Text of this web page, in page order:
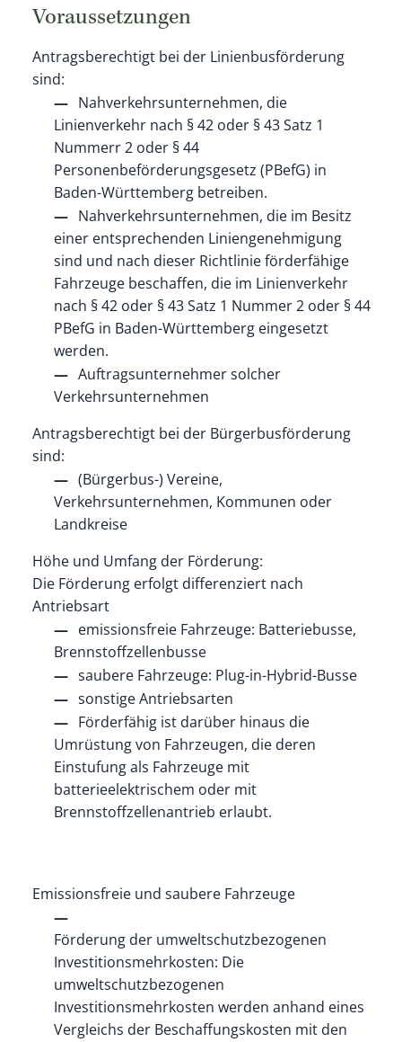
Voraussetzungen
Antragsberechtigt bei der Linienbusförderung
sind:
Nahverkehrsunternehmen, die
Linienverkehr nach § 42 oder § 43 Satz 1
Nummerr 2 oder § 44
Personenbeförderungsgesetz (PBefG) in
Baden-Württemberg betreiben.
Nahverkehrsunternehmen, die im Besitz
einer entsprechenden Liniengenehmigung
sind und nach dieser Richtlinie förderfähige
Fahrzeuge beschaffen, die im Linienverkehr
nach § 42 oder § 43 Satz 1 Nummer 2 oder § 44
PBefG in Baden-Württemberg eingesetzt
werden.
Auftragsunternehmer solcher
Verkehrsunternehmen
Antragsberechtigt bei der Bürgerbusförderung
sind:
(Bürgerbus-) Vereine,
Verkehrsunternehmen, Kommunen oder
Landkreise
Höhe und Umfang der Förderung:
Die Förderung erfolgt differenziert nach
Antriebsart
emissionsfreie Fahrzeuge: Batteriebusse,
Brennstoffzellenbusse
saubere Fahrzeuge: Plug-in-Hybrid-Busse
sonstige Antriebsarten
Förderfähig ist darüber hinaus die
Umrüstung von Fahrzeugen, die deren
Einstufung als Fahrzeuge mit
batterieelektrischem oder mit
Brennstoffzellenantrieb erlaubt.
Emissionsfreie und saubere Fahrzeuge
Förderung der umweltschutzbezogenen
Investitionsmehrkosten: Die
umweltschutzbezogenen
Investitionsmehrkosten werden anhand eines
Vergleichs der Beschaffungskosten mit den